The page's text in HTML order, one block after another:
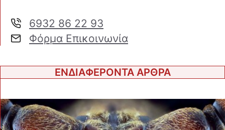
6932 86 22 93
Φόρμα Επικοινωνία
ΕΝΔΙΑΦΕΡΟΝΤΑ ΑΡΘΡΑ